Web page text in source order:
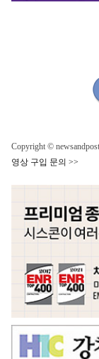
Copyright ©
영상 구입 문의 >>